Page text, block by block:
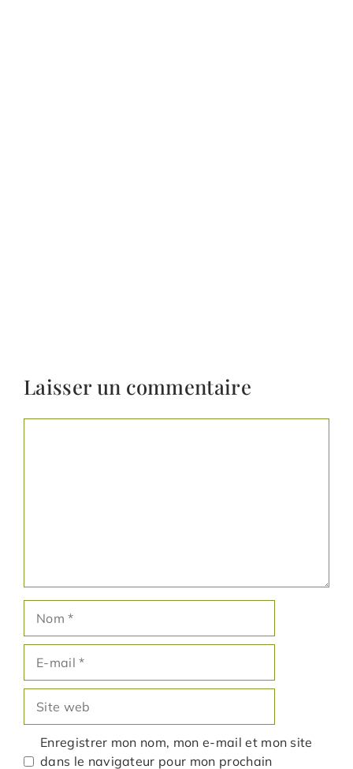
Laisser un commentaire
mail
web
Enregistrer mon nom, mon e-mail et mon site
dans le navigateur pour mon prochain